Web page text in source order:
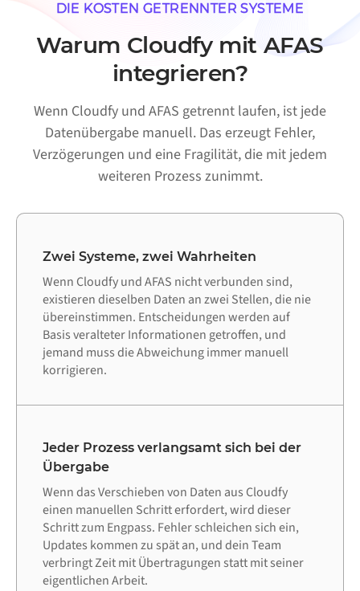
DIE KOSTEN GETRENNTER SYSTEME
Warum Cloudfy mit AFAS
integrieren?
Wenn Cloudfy und AFAS getrennt laufen, ist jede
Datenübergabe manuell. Das erzeugt Fehler,
Verzögerungen und eine Fragilität, die mit jedem
weiteren Prozess zunimmt.
Zwei Systeme, zwei Wahrheiten
Wenn Cloudfy und AFAS nicht verbunden sind,
existieren dieselben Daten an zwei Stellen, die nie
übereinstimmen. Entscheidungen werden auf
Basis veralteter Informationen getroffen, und
jemand muss die Abweichung immer manuell
korrigieren.
Jeder Prozess verlangsamt sich bei der
Übergabe
Wenn das Verschieben von Daten aus Cloudfy
einen manuellen Schritt erfordert, wird dieser
Schritt zum Engpass. Fehler schleichen sich ein,
Updates kommen zu spät an, und dein Team
verbringt Zeit mit Übertragungen statt mit seiner
eigentlichen Arbeit.